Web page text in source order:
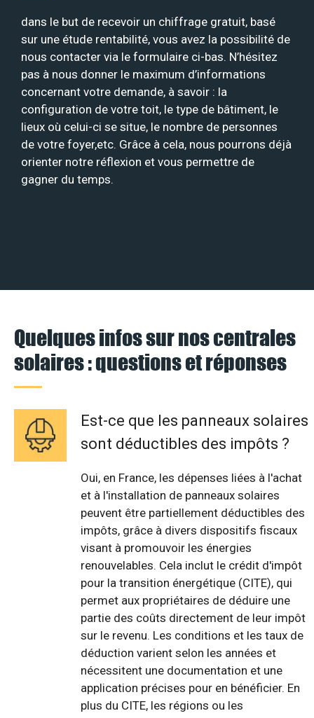
dans le but de recevoir un chiffrage gratuit, basé
sur une étude rentabilité, vous avez la possibilité de
nous contacter via le formulaire ci-bas. N’hésitez
pas à nous donner le maximum d’informations
concernant votre demande, à savoir : la
configuration de votre toit, le type de bâtiment, le
lieux où celui-ci se situe, le nombre de personnes
de votre foyer,etc. Grâce à cela, nous pourrons déjà
orienter notre réflexion et vous permettre de
gagner du temps.
Quelques infos sur nos centrales
solaires : questions et réponses
Est-ce que les panneaux solaires
sont déductibles des impôts ?
Oui, en France, les dépenses liées à l'achat
et à l'installation de panneaux solaires
peuvent être partiellement déductibles des
impôts, grâce à divers dispositifs fiscaux
visant à promouvoir les énergies
renouvelables. Cela inclut le crédit d'impôt
pour la transition énergétique (CITE), qui
permet aux propriétaires de déduire une
partie des coûts directement de leur impôt
sur le revenu. Les conditions et les taux de
déduction varient selon les années et
nécessitent une documentation et une
application précises pour en bénéficier. En
plus du CITE, les régions ou les